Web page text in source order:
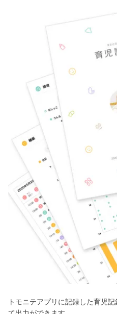
トモニテアプリに記録した育児